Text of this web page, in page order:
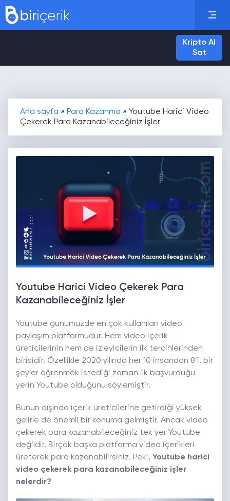
Kripto Al
Sat
Ana sayfa » Para Kazanma » Youtube Harici Video
Çekerek Para Kazanabileceğiniz İşler
Youtube Harici Video Çekerek Para
Kazanabileceğiniz İşler
Youtube günümüzde en çok kullanılan video
paylaşım platformudur. Hem video içerik
üreticilerinin hem de izleyicilerin ilk tercihlerinden
birisidir. Özellikle 2020 yılında her 10 insandan 8’i, bir
şeyler öğrenmek istediği zaman ilk başvurduğu
yerin Youtube olduğunu söylemiştir.
Bunun dışında içerik üreticilerine getirdiği yüksek
gelirle de önemli bir konuma gelmiştir. Ancak video
çekerek para kazanabileceğiniz tek yer Youtube
değildir. Birçok başka platforma video içerikleri
üreterek para kazanabilirsiniz. Peki, Youtube harici
video çekerek para kazanabileceğiniz işler
nelerdir?